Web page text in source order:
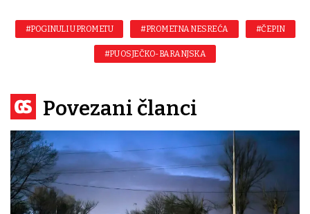
#POGINULI U PROMETU #PROMETNA NESREĆA #ČEPIN
#PU OSJEČKO-BARANJSKA
Povezani članci